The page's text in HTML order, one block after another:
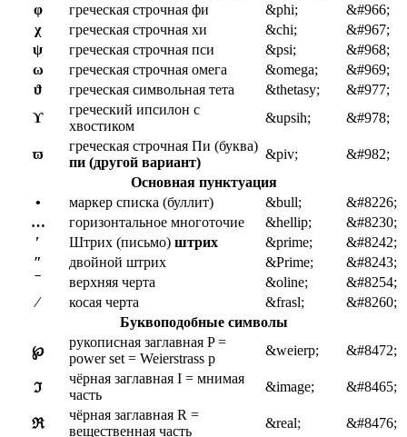
φ
греческая строчная фи &phi;
&#966;
χ
греческая строчная хи &chi;
&#967;
ψ
греческая строчная пси &psi;
&#968;
ω
греческая строчная омега &omega;
&#969;
ϑ
греческая символьная тета &thetasy;
&#977;
ϒ
греческий ипсилон с
хвостиком
&upsih; &#978;
ϖ
греческая строчная Пи (буква)
пи (другой вариант)
&piv;
&#982;
Основная пунктуация
•
маркер списка (буллит) &bull;
&#8226;
…
горизонтальное многоточие &hellip;
&#8230;
′
Штрих (письмо) штрих &prime;
&#8242;
″
двойной штрих &Prime;
&#8243;
верхняя черта &oline;
&#8254;
⁄
косая черта &frasl;
&#8260;
Буквоподобные символы
℘
рукописная заглавная P =
power set = Weierstrass p
&weierp; &#8472;
ℑ
чёрная заглавная I = мнимая
часть
&image; &#8465;
ℜ
чёрная заглавная R =
вещественная часть
&real; &#8476;